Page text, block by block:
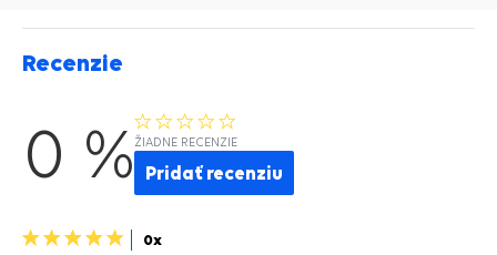
Recenzie
0 % ŽIADNE RECENZIE
Pridať recenziu
5
0x